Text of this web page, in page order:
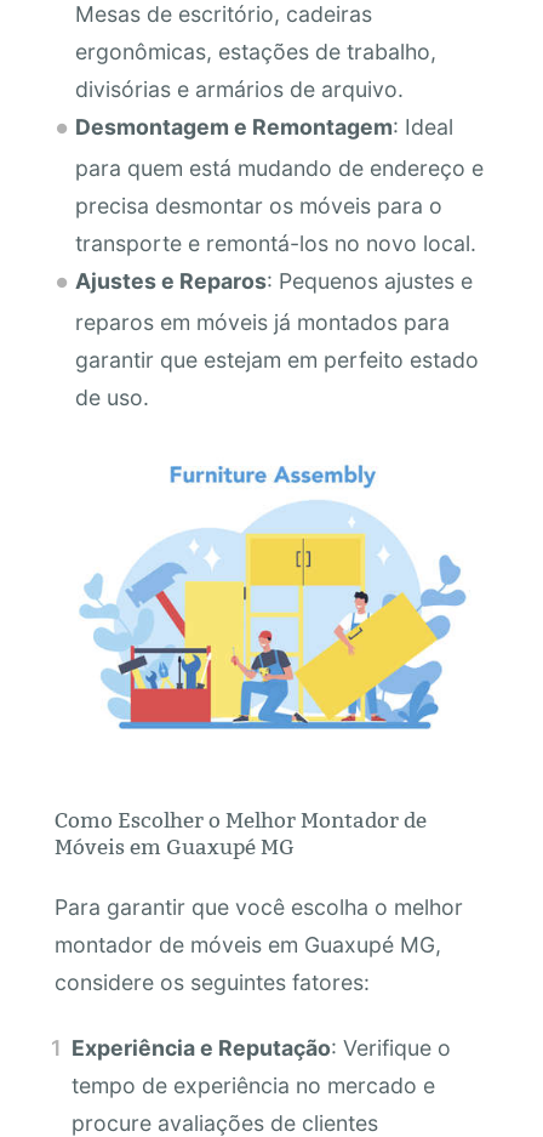
Mesas de escritório, cadeiras
ergonômicas, estações de trabalho,
divisórias e armários de arquivo.
Desmontagem e Remontagem: Ideal
para quem está mudando de endereço e
precisa desmontar os móveis para o
transporte e remontá-los no novo local.
Ajustes e Reparos: Pequenos ajustes e
reparos em móveis já montados para
garantir que estejam em perfeito estado
de uso.
Como Escolher o Melhor Montador de
Móveis em Guaxupé MG
Para garantir que você escolha o melhor
montador de móveis em Guaxupé MG,
considere os seguintes fatores:
Experiência e Reputação: Verifique o
tempo de experiência no mercado e
procure avaliações de clientes